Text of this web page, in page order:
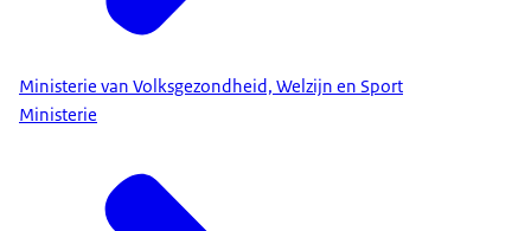
Ministerie van Volksgezondheid, Welzijn en Sport
Ministerie